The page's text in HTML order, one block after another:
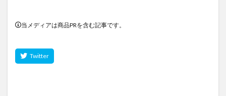
当メディアは商品PRを含む記事です。